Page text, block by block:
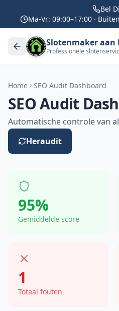
Bel
Ma-Vr: 09:00–17:00 ·
Slotenmaker aan
Professionele
Home SEO Audit Dashboard
SEO Audit
Automatische controle van
Heraudit
95%
Gemiddelde score
1
Totaal fouten